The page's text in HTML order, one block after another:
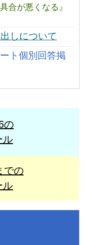
合が悪くなる』
しについて
ト個別回答掲
の
ル
での
ル